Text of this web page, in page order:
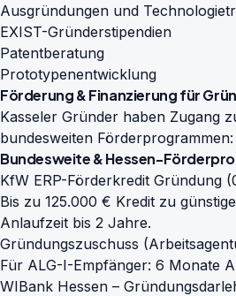
Ausgründungen und
EXIST-Gründerstipendien
Patentberatung
Prototypenentwicklung
Förderung & Finanzierung für
Kasseler Gründer haben Zugang
bundesweiten Förderprogrammen:
Bundesweite & Hessen-
KfW ERP-Förderkredit Gründung
Bis zu 125.000 € Kredit zu
Anlaufzeit bis 2 Jahre.
Gründungszuschuss
Für ALG-I-Empfänger: 6 Monate
WIBank Hessen –